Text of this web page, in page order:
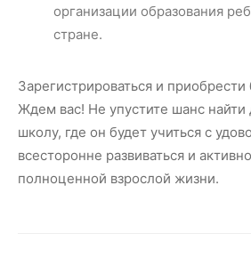
организации образования
стране.
Зарегистрироваться и
Ждем вас! Не упустите шанс найти
школу, где он будет учиться с
всесторонне развиваться и
полноценной взрослой жизни.